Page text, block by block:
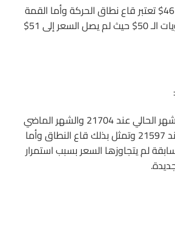
ولذا فإن مستويات الـ 46$ تعتبر قاع نطاق الحركة وأما القمة
فتقع أولها عند مستويات الـ 50$ حيث لم يصل السعر إلى 51$
سجل أدنى مستوى الشهر الحالي عند 21704 والشهر الماضي
سجل أدنى مستوى عند 21597 وتمثل بذلك قاع النطاق وأما
لم يتجاوزها السعر بسبب استمرار